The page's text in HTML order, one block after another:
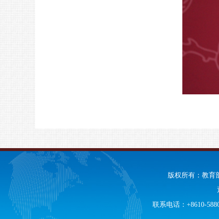
版权所有：教育
联系电话：+8610-